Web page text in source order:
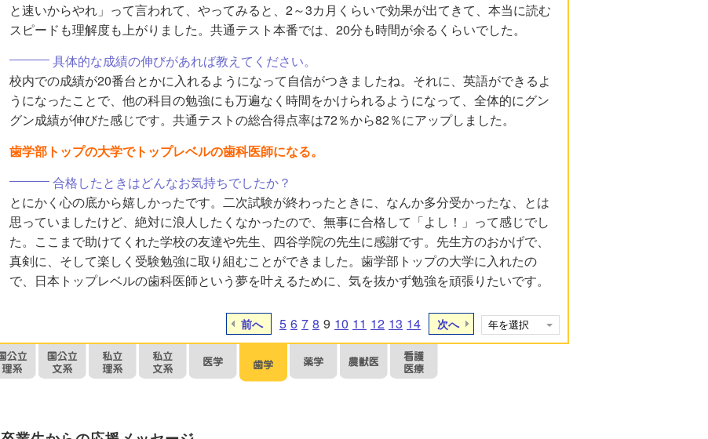
と速いからやれ」って言われて、やってみると、2～3カ月くらいで効果が出てきて、本当に読む
スピードも理解度も上がりました。共通テスト本番では、20分も時間が余るくらいでした。
具体的な成績の伸びがあれば教えてください。
校内での成績が20番台とかに入れるようになって自信がつきましたね。それに、英語ができるよ
うになったことで、他の科目の勉強にも万遍なく時間をかけられるようになって、全体的にグン
グン成績が伸びた感じです。共通テストの総合得点率は72％から82％にアップしました。
歯学部トップの大学でトップレベルの歯科医師になる。
合格したときはどんなお気持ちでしたか？
とにかく心の底から嬉しかったです。二次試験が終わったときに、なんか多分受かったな、とは
思っていましたけど、絶対に浪人したくなかったので、無事に合格して「よし！」って感じでし
た。ここまで助けてくれた学校の友達や先生、四谷学院の先生に感謝です。先生方のおかげで、
真剣に、そして楽しく受験勉強に取り組むことができました。歯学部トップの大学に入れたの
で、日本トップレベルの歯科医師という夢を叶えるために、気を抜かず勉強を頑張りたいです。
前へ 5 6 7 8 9 10 11 12 13 14 次へ